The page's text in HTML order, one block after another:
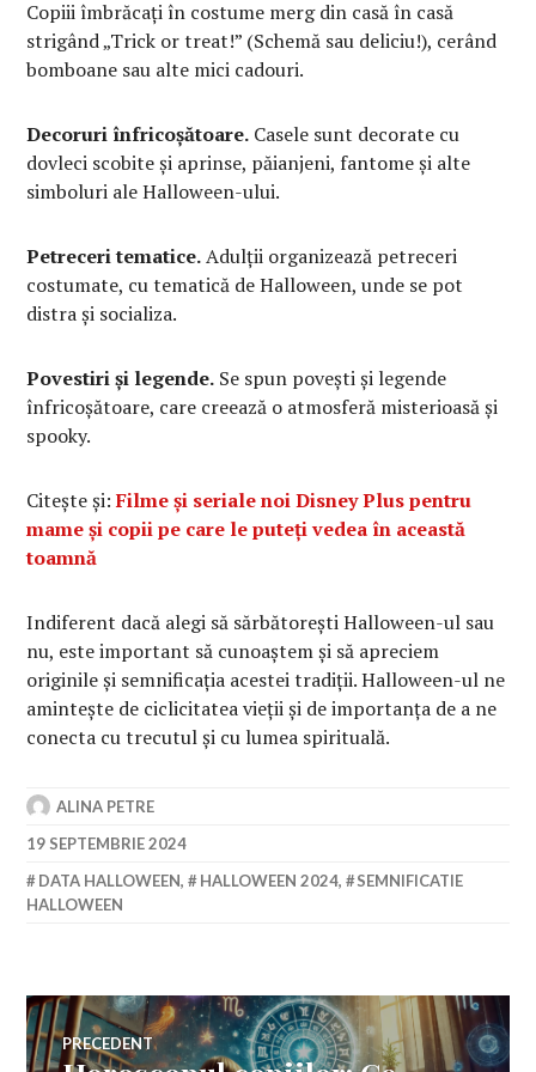
Copiii îmbrăcați în costume merg din casă în casă
strigând „Trick or treat!” (Schemă sau deliciu!), cerând
bomboane sau alte mici cadouri.
Decoruri înfricoșătoare. Casele sunt decorate cu
dovleci scobite și aprinse, păianjeni, fantome și alte
simboluri ale Halloween-ului.
Petreceri tematice.Adulții organizează petreceri
costumate, cu tematică de Halloween, unde se pot
distra și socializa.
Povestiri și legende. Se spun povești și legende
înfricoșătoare, care creează o atmosferă misterioasă și
spooky.
Citește și:Filme și seriale noi Disney Plus pentru
mame și copii pe care le puteți vedea în această
toamnă
Indiferent dacă alegi să sărbătorești Halloween-ul sau
nu, este important să cunoaștem și să apreciem
originile și semnificația acestei tradiții. Halloween-ul ne
amintește de ciclicitatea vieții și de importanța de a ne
conecta cu trecutul și cu lumea spirituală.
ALINA PETRE
19 SEPTEMBRIE 2024
DATA HALLOWEEN, HALLOWEEN 2024,
SEMNIFICATIE
HALLOWEEN
Navigare
PRECEDENT